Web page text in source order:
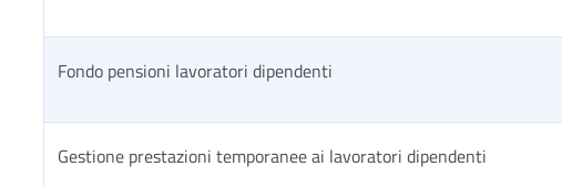
Fondo pensioni lavoratori dipendenti
Gestione prestazioni temporanee ai lavoratori dipendenti